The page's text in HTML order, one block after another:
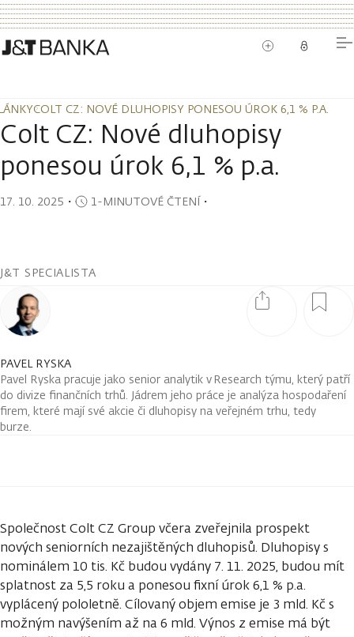
COLT CZ: NOVÉ DLUHOPISY PONESOU ÚROK 6,1 % P.A.
COLT CZ: NOVÉ DLUHOPISY PONESOU ÚROK 6,1 % P.A.
Colt CZ: Nové dluhopisy
ponesou úrok 6,1 % p.a.
17. 10. 2025 ・ 1-MINUTOVÉ ČTENÍ・
J&T SPECIALISTA
PAVEL RYSKA
Pavel Ryska pracuje jako senior analytik v Research týmu, který patří
do divize finančních trhů. Jádrem jeho práce je analýza hospodaření
firem, které mají své akcie či dluhopisy na veřejném trhu, tedy
burze.
Společnost Colt CZ Group včera zveřejnila prospekt
nových seniorních nezajištěných dluhopisů. Dluhopisy s
nominálem 10 tis. Kč budou vydány 7. 11. 2025, budou mít
splatnost za 5,5 roku a ponesou fixní úrok 6,1 % p.a.
vyplácený pololetně. Cílovaný objem emise je 3 mld. Kč s
možným navýšením až na 6 mld. Výnos z emise má být